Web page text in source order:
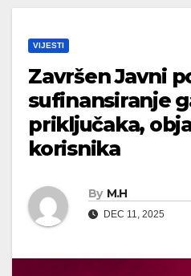
VIJESTI
Završen Javni
sufinansiranje
priključaka,
korisnika
By M.H
DEC 11, 2025